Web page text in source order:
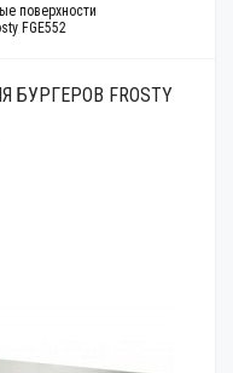
поверхности
FGE552
FROSTY